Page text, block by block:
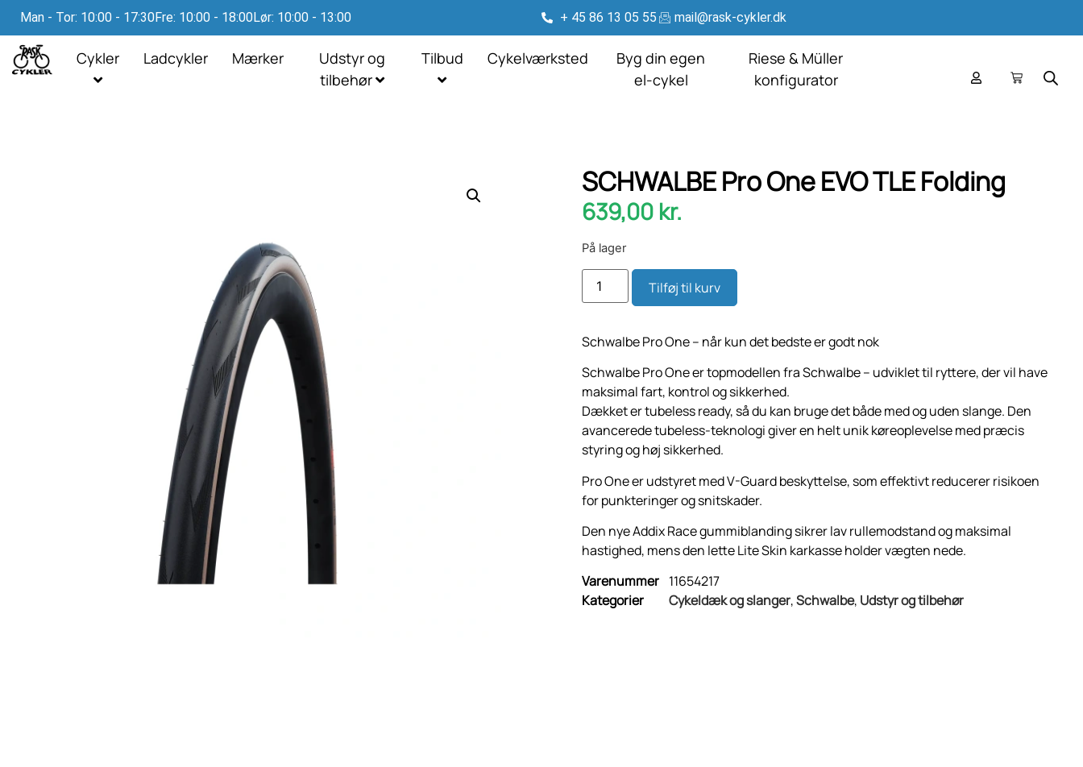
Man - Tor: 10:00 - 17:30Fre: 10:00 - 18:00Lør: 10:00 - 13:00 + 45 86 13 05 55 mail@rask-cykler.dk
Cykler Ladcykler Mærker
Udstyr og
tilbehør
Tilbud Cykelværksted
Byg din egen
el-cykel
Riese & Müller
konfigurator
SCHWALBE Pro One EVO TLE Folding
639,00 kr.
På lager
Tilføj til kurv
Schwalbe Pro One – når kun det bedste er godt nok
Schwalbe Pro One er topmodellen fra Schwalbe – udviklet til ryttere, der vil have
maksimal fart, kontrol og sikkerhed.
Dækket er tubeless ready, så du kan bruge det både med og uden slange. Den
avancerede tubeless-teknologi giver en helt unik køreoplevelse med præcis
styring og høj sikkerhed.
Pro One er udstyret med V-Guard beskyttelse, som effektivt reducerer risikoen
for punkteringer og snitskader.
Den nye Addix Race gummiblanding sikrer lav rullemodstand og maksimal
hastighed, mens den lette Lite Skin karkasse holder vægten nede.
Varenummer 11654217
Kategorier
Cykeldæk og slanger,Schwalbe, Udstyr og tilbehør